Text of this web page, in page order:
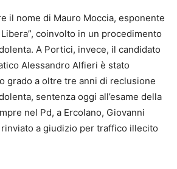
il nome di Mauro Moccia, esponente
coinvolto in un procedimento
A Portici, invece, il candidato
Alessandro Alfieri è stato
grado a oltre tre anni di reclusione
sentenza oggi all’esame della
nel Pd, a Ercolano, Giovanni
a giudizio per traffico illecito